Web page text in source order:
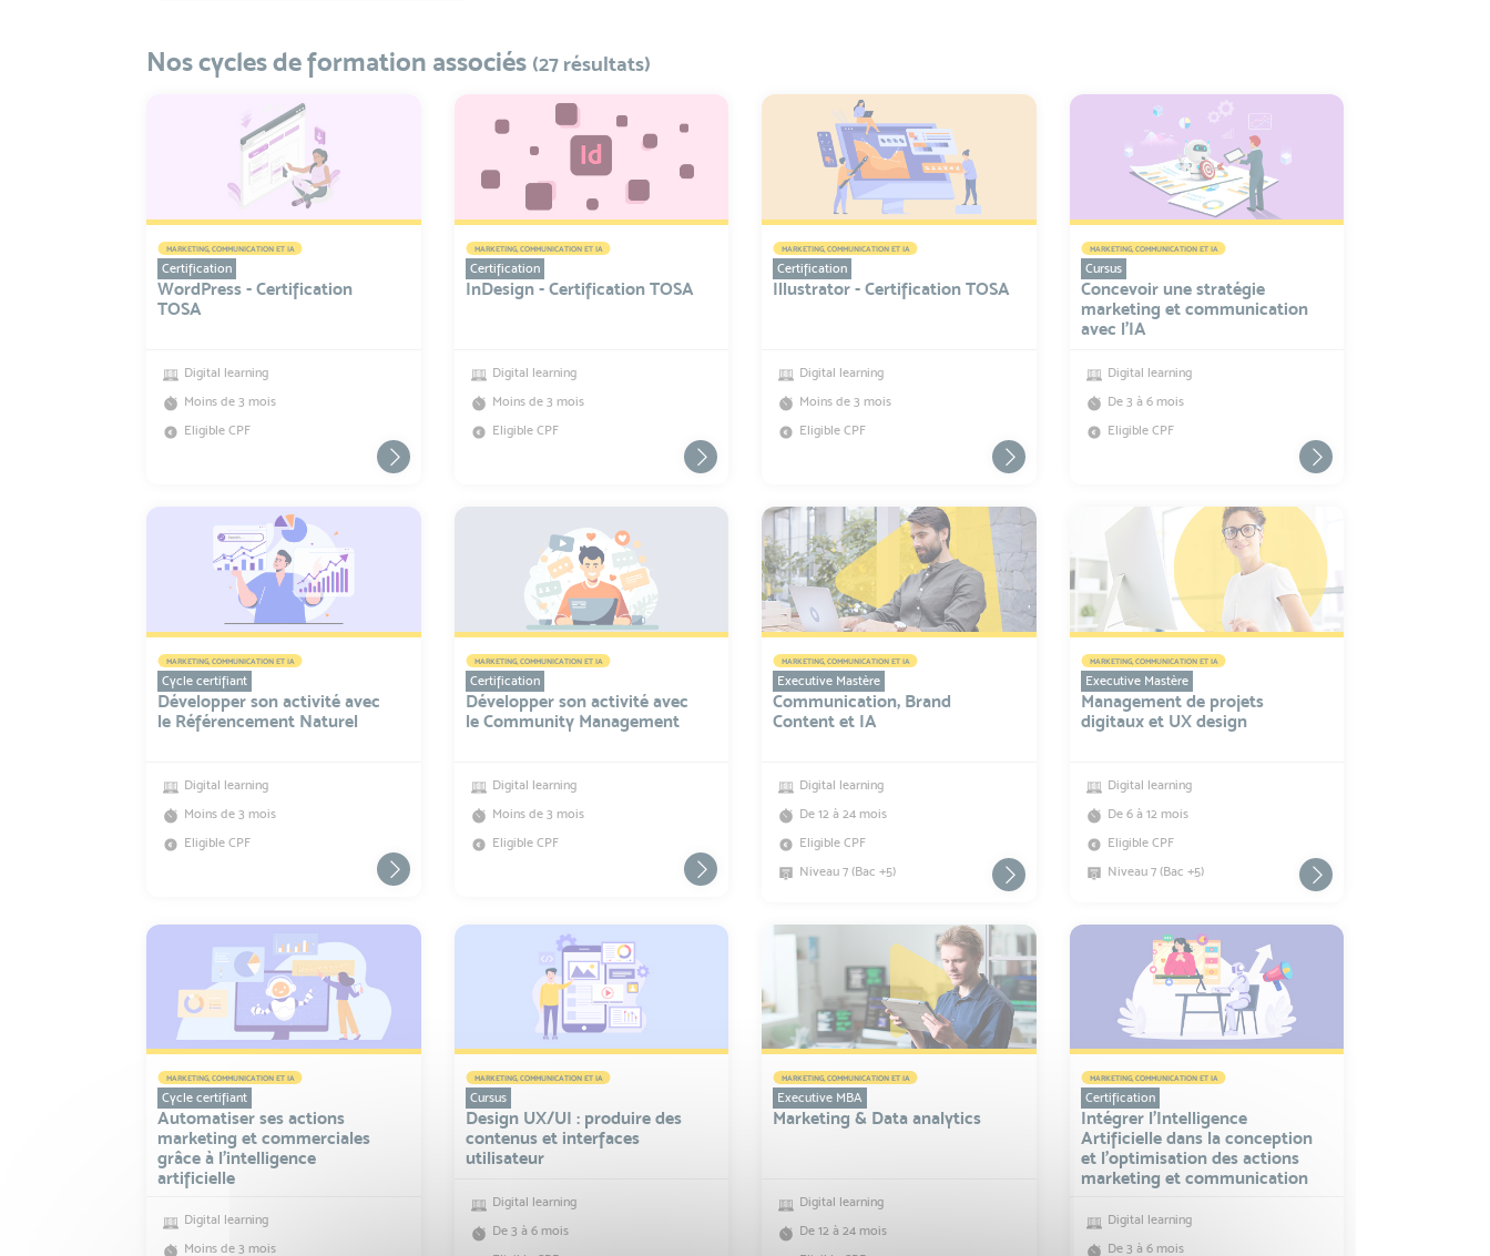
Nos cycles de formation associés (27 résultats)
MARKETING, COMMUNICATION ET IA
Certification
WordPress - Certification
TOSA
Digital learning
Moins de 3 mois
Eligible CPF
MARKETING, COMMUNICATION ET IA
Certification
InDesign - Certification TOSA
Digital learning
Moins de 3 mois
Eligible CPF
MARKETING, COMMUNICATION ET IA
Certification
Illustrator - Certification TOSA
Digital learning
Moins de 3 mois
Eligible CPF
MARKETING, COMMUNICATION ET IA
Cursus
Concevoir une stratégie
marketing et communication
avec l'IA
Digital learning
De 3 à 6 mois
Eligible CPF
MARKETING, COMMUNICATION ET IA
Cycle certifiant
Développer son activité avec
le Référencement Naturel
Digital learning
Moins de 3 mois
Eligible CPF
MARKETING, COMMUNICATION ET IA
Certification
Développer son activité avec
le Community Management
Digital learning
Moins de 3 mois
Eligible CPF
MARKETING, COMMUNICATION ET IA
Executive Mastère
Communication, Brand
Content et IA
Digital learning
De 12 à 24 mois
Eligible CPF
Niveau 7 (Bac +5)
MARKETING, COMMUNICATION ET IA
Executive Mastère
Management de projets
digitaux et UX design
Digital learning
De 6 à 12 mois
Eligible CPF
Niveau 7 (Bac +5)
MARKETING, COMMUNICATION ET IA
Cycle certifiant
Automatiser ses actions
marketing et commerciales
grâce à l’intelligence
artificielle
Digital learning
Moins de 3 mois
MARKETING, COMMUNICATION ET IA
Cursus
Design UX/UI : produire des
contenus et interfaces
utilisateur
Digital learning
De 3 à 6 mois
MARKETING, COMMUNICATION ET IA
Executive MBA
Marketing & Data analytics
Digital learning
De 12 à 24 mois
MARKETING, COMMUNICATION ET IA
Certification
Intégrer l’Intelligence
Artificielle dans la conception
et l’optimisation des actions
marketing et communication
Digital learning
De 3 à 6 mois